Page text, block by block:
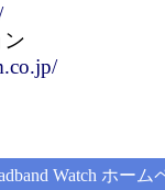
Watch ホーム